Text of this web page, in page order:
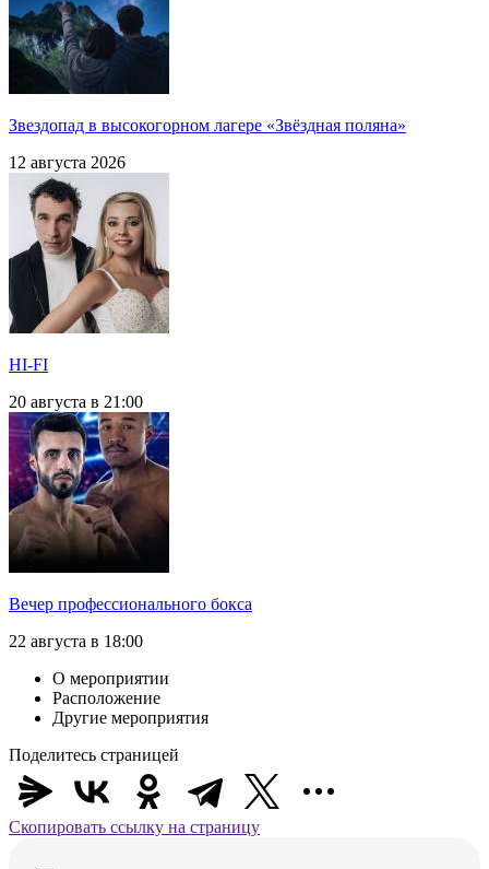
Звездопад в высокогорном лагере «Звёздная поляна»
12 августа 2026
HI-FI
20 августа в 21:00
Вечер профессионального бокса
22 августа в 18:00
О мероприятии
Расположение
Другие мероприятия
Поделитесь страницей
Скопировать ссылку на страницу